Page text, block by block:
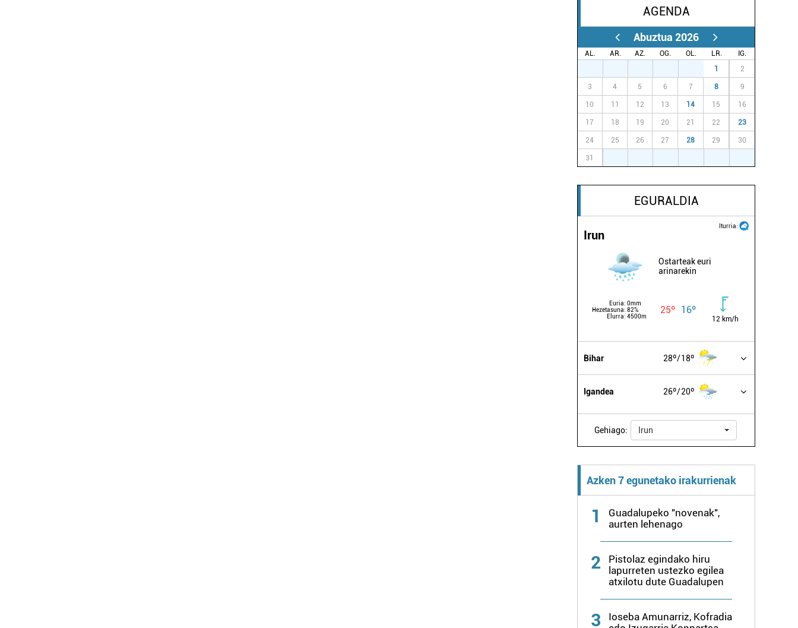
AGENDA
Abuztua 2026
AL. AR. AZ. OG. OL. LR.
IG.
1 2
3 4 5 6 7 8 9
10 11 12 13 14 15 16
17 18 19 20 21 22 23
24 25 26 27 28 29 30
31
EGURALDIA
Iturria:
Irun
Ostarteak euri
arinarekin
Euria: 0mm
Hezetasuna: 82%
Elurra: 4500m
25º 16º
12 km/h
Bihar 28º 18º
Igandea 26º 20º
Gehiago: Irun
Azken 7 egunetako irakurrienak
1
Guadalupeko "novenak",
aurten lehenago
2
Pistolaz egindako hiru
lapurreten ustezko egilea
atxilotu dute Guadalupen
3
Ioseba Amunarriz, Kofradia